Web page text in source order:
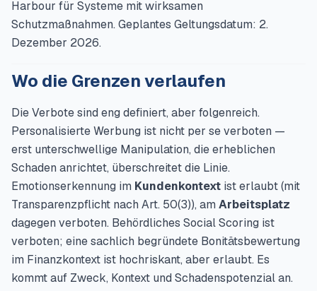
Harbour für Systeme mit wirksamen
Schutzmaßnahmen. Geplantes Geltungsdatum: 2.
Dezember 2026.
Wo die Grenzen verlaufen
Die Verbote sind eng definiert, aber folgenreich.
Personalisierte Werbung ist nicht per se verboten —
erst unterschwellige Manipulation, die erheblichen
Schaden anrichtet, überschreitet die Linie.
Emotionserkennung im Kundenkontext ist erlaubt (mit
Transparenzpflicht nach Art. 50(3)), am Arbeitsplatz
dagegen verboten. Behördliches Social Scoring ist
verboten; eine sachlich begründete Bonitätsbewertung
im Finanzkontext ist hochriskant, aber erlaubt. Es
kommt auf Zweck, Kontext und Schadenspotenzial an.